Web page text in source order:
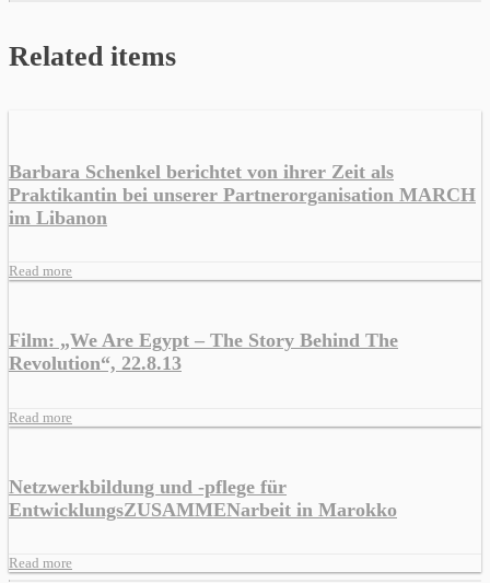
Related items
Barbara Schenkel berichtet von ihrer Zeit als
Praktikantin bei unserer Partnerorganisation MARCH
im Libanon
Read more
Film: „We Are Egypt – The Story Behind The
Revolution“, 22.8.13
Read more
Netzwerkbildung und -pflege für
EntwicklungsZUSAMMENarbeit in Marokko
Read more